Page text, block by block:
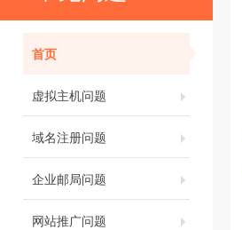
首页
虚拟主机问题
域名注册问题
企业邮局问题
网站推广问题